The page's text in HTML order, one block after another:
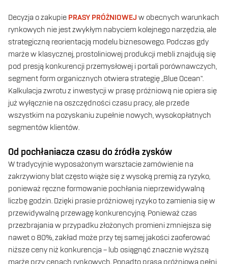
Decyzja o zakupie PRASY PRÓŻNIOWEJ w obecnych warunkach
rynkowych nie jest zwykłym nabyciem kolejnego narzędzia, ale
strategiczną reorientacją modelu biznesowego. Podczas gdy
marże w klasycznej, prostoliniowej produkcji mebli znajdują się
pod presją konkurencji przemysłowej i portali porównawczych,
segment form organicznych otwiera strategię „Blue Ocean”.
Kalkulacja zwrotu z inwestycji w prasę próżniową nie opiera się
już wyłącznie na oszczędności czasu pracy, ale przede
wszystkim na pozyskaniu zupełnie nowych, wysokopłatnych
segmentów klientów.
Od pochłaniacza czasu do źródła zysków
W tradycyjnie wyposażonym warsztacie zamówienie na
zakrzywiony blat często wiąże się z wysoką premią za ryzyko,
ponieważ ręczne formowanie pochłania nieprzewidywalną
liczbę godzin. Dzięki prasie próżniowej ryzyko to zamienia się w
przewidywalną przewagę konkurencyjną. Ponieważ czas
przezbrajania w przypadku złożonych promieni zmniejsza się
nawet o 80%, zakład może przy tej samej jakości zaoferować
niższe ceny niż konkurencja – lub osiągnąć znacznie wyższą
marżę przy cenach rynkowych. Ponadto prasa próżniowa pełni